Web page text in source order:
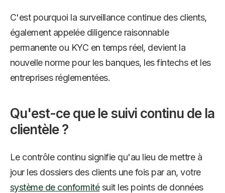
C'est pourquoi la surveillance continue des clients,
également appelée diligence raisonnable
permanente ou KYC en temps réel, devient la
nouvelle norme pour les banques, les fintechs et les
entreprises réglementées.
Qu'est-ce que le suivi continu de la
clientèle ?
Le contrôle continu signifie qu'au lieu de mettre à
jour les dossiers des clients une fois par an, votre
système de conformitésuit les points de données